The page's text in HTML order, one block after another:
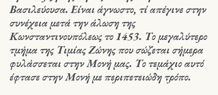
Βασιλεύουσα. Είναι άγνωστο, τί απέγινε στην
συνέχεια μετά την άλωση της
Κωνσταντινουπόλεως το 1453. Το μεγαλύτερο
τμήμα της Τιμίας Ζώνης που σώζεται σήμερα
φυλάσσεται στην Μονή μας. Το τεμάχιο αυτό
έφτασε στην Μονή με περιπετειώδη τρόπο.